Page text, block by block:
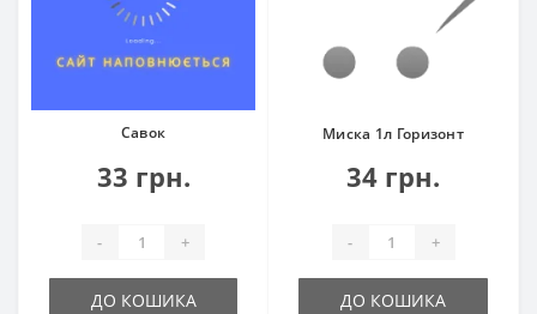
Савок
33 грн.
- +
ДО КОШИКА
Миска 1л Горизонт
34 грн.
- +
ДО КОШИКА